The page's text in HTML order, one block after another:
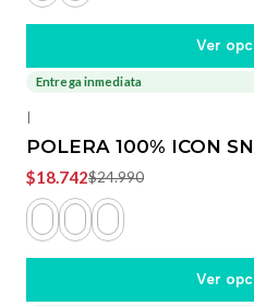
Ver
-25%
Entrega inmediata
|
POLERA 100% ICON
$18.742$24.990
Ver